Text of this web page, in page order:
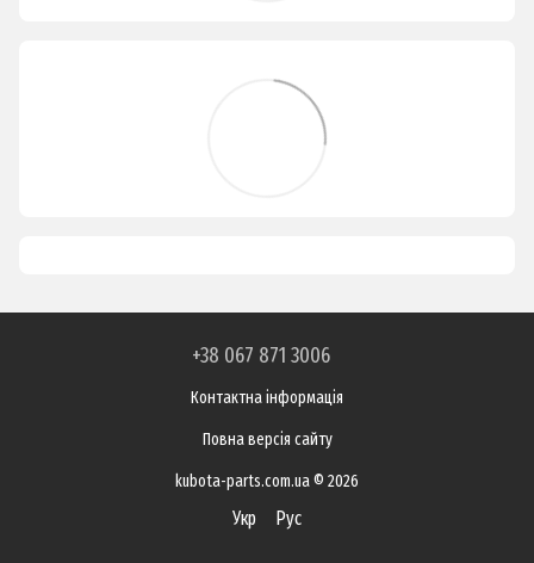
+38 067 871 3006
Контактна інформація
Повна версія сайту
kubota-parts.com.ua © 2026
Укр Рус